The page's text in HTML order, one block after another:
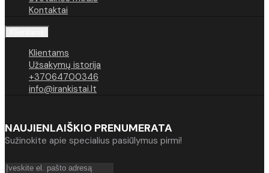
Kontaktai
Klientams
Užsakymų istorija
+37064700346
info@irankistai.lt
NAUJIENLAIŠKIO PRENUMERATA
Sužinokite apie specialius pasiūlymus pirmi!